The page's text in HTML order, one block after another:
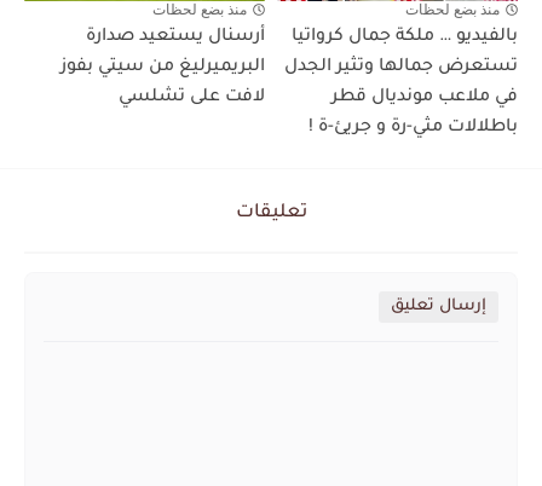
منذ بضع لحظات
بالفيديو … ملكة جمال كرواتيا
تستعرض جمالها وتثير الجدل
في ملاعب مونديال قطر
باطلالات مثي-رة و جريئ-ة !
منذ بضع لحظات
أرسنال يستعيد صدارة
البريميرليغ من سيتي بفوز
لافت على تشلسي
تعليقات
إرسال تعليق